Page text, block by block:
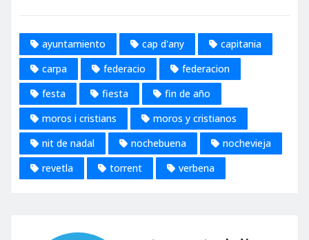
ayuntamiento cap d'any
capitania
carpa
federacio
federacion
festa
fiesta
fin de año
moros i cristians
moros y cristianos
nit de nadal
nochebuena
nochevieja
revetla
torrent verbena